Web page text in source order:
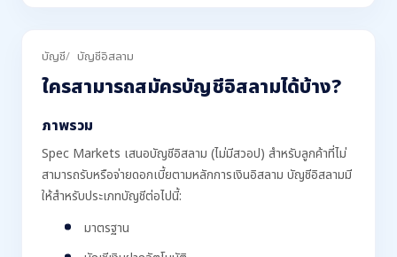
บัญชี บัญชีอิสลาม
ใครสามารถสมัครบัญชีอิสลามได้บ้าง?
ภาพรวม
Spec Markets เสนอบัญชีอิสลาม (ไม่มีสวอป) สำหรับลูกค้าที่ไม่
สามารถรับหรือจ่ายดอกเบี้ยตามหลักการเงินอิสลาม บัญชีอิสลามมี
ให้สำหรับประเภทบัญชีต่อไปนี้:
มาตรฐาน